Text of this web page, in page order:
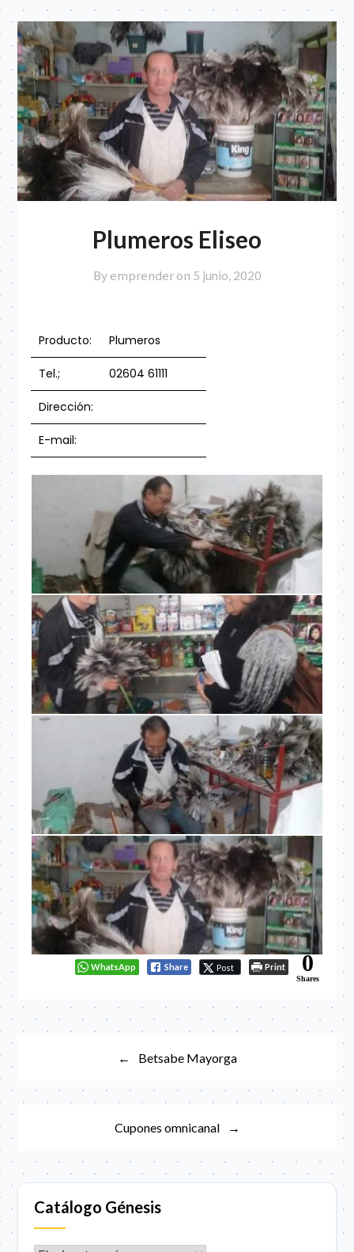
Plumeros Eliseo
By emprender on 5 junio, 2020
Producto: Plumeros
Tel.; 02604 61111
Dirección:
E-mail:
WhatsApp Share Post Print 0
Shares
Navegación
entradas
Betsabe Mayorga
Cupones omnicanal
Catálogo Génesis